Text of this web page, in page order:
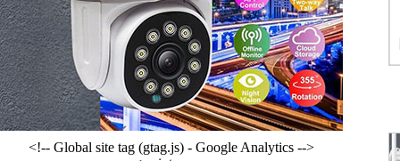
<!-- Global site tag (gtag.js) - Google Analytics -->